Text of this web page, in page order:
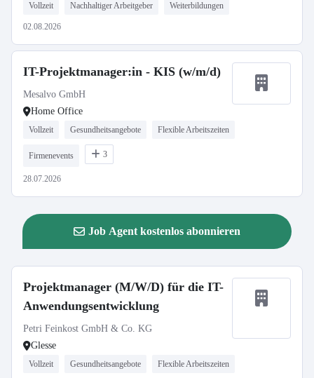
Vollzeit Nachhaltiger Arbeitgeber Weiterbildungen
02.08.2026
IT-Projektmanager:in - KIS (w/m/d)
Mesalvo GmbH
Home Office
Vollzeit Gesundheitsangebote Flexible Arbeitszeiten
Firmenevents 3
28.07.2026
Job Agent kostenlos abonnieren
Projektmanager (M/W/D) für die IT-
Anwendungsentwicklung
Petri Feinkost GmbH & Co. KG
Glesse
Vollzeit Gesundheitsangebote Flexible Arbeitszeiten